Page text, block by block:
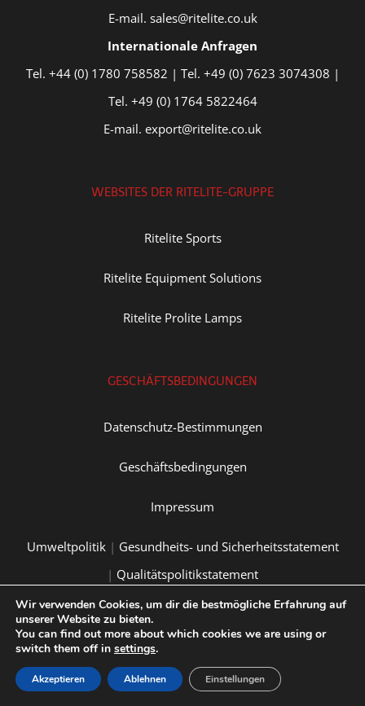
E-mail. sales@ritelite.co.uk
Internationale Anfragen
Tel. +44 (0) 1780 758582 | Tel. +49 (0) 7623 3074308 |
Tel. +49 (0) 1764 5822464
E-mail. export@ritelite.co.uk
WEBSITES DER RITELITE-GRUPPE
Ritelite Sports
Ritelite Equipment Solutions
Ritelite Prolite Lamps
GESCHÄFTSBEDINGUNGEN
Datenschutz-Bestimmungen
Geschäftsbedingungen
Impressum
Umweltpolitik| Gesundheits- und Sicherheitsstatement
| Qualitätspolitikstatement
© 2026 Ritelite (Systems) Ltd
Registriert in England und Wales Nr. 2225641
Wir verwenden Cookies, um dir die bestmögliche Erfahrung auf
unserer Website zu bieten.
You can find out more about which cookies we are using or
switch them off in settings.
Akzeptieren Ablehnen Einstellungen